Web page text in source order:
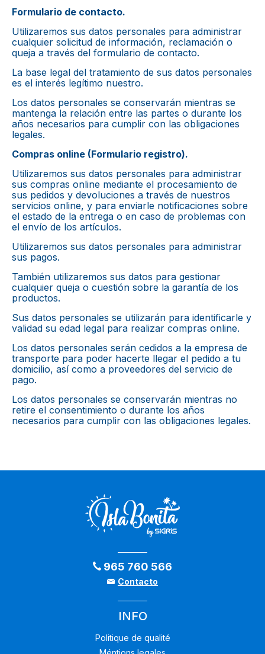
Formulario de contacto.
Utilizaremos sus datos personales para administrar
cualquier solicitud de información, reclamación o
queja a través del formulario de contacto.
La base legal del tratamiento de sus datos personales
es el interés legítimo nuestro.
Los datos personales se conservarán mientras se
mantenga la relación entre las partes o durante los
años necesarios para cumplir con las obligaciones
legales.
Compras online (Formulario registro).
Utilizaremos sus datos personales para administrar
sus compras online mediante el procesamiento de
sus pedidos y devoluciones a través de nuestros
servicios online, y para enviarle notificaciones sobre
el estado de la entrega o en caso de problemas con
el envío de los artículos.
Utilizaremos sus datos personales para administrar
sus pagos.
También utilizaremos sus datos para gestionar
cualquier queja o cuestión sobre la garantía de los
productos.
Sus datos personales se utilizarán para identificarle y
validad su edad legal para realizar compras online.
Los datos personales serán cedidos a la empresa de
transporte para poder hacerte llegar el pedido a tu
domicilio, así como a proveedores del servicio de
pago.
Los datos personales se conservarán mientras no
retire el consentimiento o durante los años
necesarios para cumplir con las obligaciones legales.
965 760 566
Contacto
INFO
Politique de qualité